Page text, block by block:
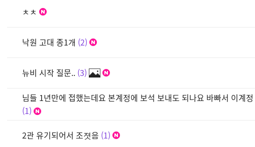
ㅊㅊ
낙원 고대 종1개 2
뉴비 시작 질문.. 3
님들 1년만에 접했는데요 본계정에 보석 보내도 되나요 바빠서 이계
1
2관 유기되어서 조졋음 1